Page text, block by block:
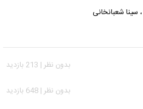
، سینا شعبانخانی
بدون نظر | 213 بازدید
بدون نظر | 648 بازدید